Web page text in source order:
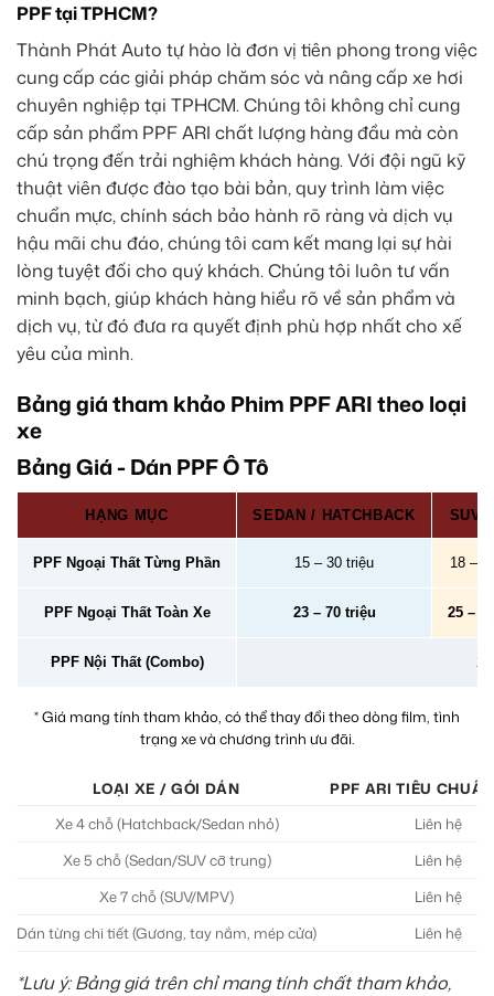
PPF tại TPHCM?
Thành Phát Auto tự hào là đơn vị tiên phong trong việc
cung cấp các giải pháp chăm sóc và nâng cấp xe hơi
chuyên nghiệp tại TPHCM. Chúng tôi không chỉ cung
cấp sản phẩm PPF ARI chất lượng hàng đầu mà còn
chú trọng đến trải nghiệm khách hàng. Với đội ngũ kỹ
thuật viên được đào tạo bài bản, quy trình làm việc
chuẩn mực, chính sách bảo hành rõ ràng và dịch vụ
hậu mãi chu đáo, chúng tôi cam kết mang lại sự hài
lòng tuyệt đối cho quý khách. Chúng tôi luôn tư vấn
minh bạch, giúp khách hàng hiểu rõ về sản phẩm và
dịch vụ, từ đó đưa ra quyết định phù hợp nhất cho xế
yêu của mình.
Bảng giá tham khảo Phim PPF ARI theo loại
xe
Bảng Giá - Dán PPF Ô Tô
HẠNG MỤC SEDAN / HATCHBACK SUV
PPF Ngoại Thất Từng Phần 15 – 30 triệu 18 –
PPF Ngoại Thất Toàn Xe 23 – 70 triệu 25 –
PPF Nội Thất (Combo) 2
* Giá mang tính tham khảo, có thể thay đổi theo dòng film, tình
trạng xe và chương trình ưu đãi.
LOẠI XE / GÓI DÁN
PPF ARI TIÊU
Xe 4 chỗ (Hatchback/Sedan nhỏ)
Liên hệ
Xe 5 chỗ (Sedan/SUV cỡ trung)
Liên hệ
Xe 7 chỗ (SUV/MPV)
Liên hệ
Dán từng chi tiết (Gương, tay nắm, mép cửa)
Liên hệ
*Lưu ý: Bảng giá trên chỉ mang tính chất tham khảo,